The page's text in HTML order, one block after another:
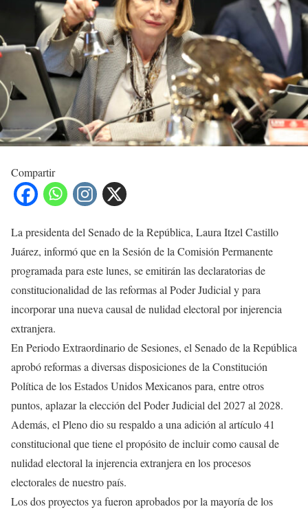
Compartir
La presidenta del Senado de la República, Laura Itzel Castillo
Juárez, informó que en la Sesión de la Comisión Permanente
programada para este lunes, se emitirán las declaratorias de
constitucionalidad de las reformas al Poder Judicial y para
incorporar una nueva causal de nulidad electoral por injerencia
extranjera.
En Periodo Extraordinario de Sesiones, el Senado de la República
aprobó reformas a diversas disposiciones de la Constitución
Política de los Estados Unidos Mexicanos para, entre otros
puntos, aplazar la elección del Poder Judicial del 2027 al 2028.
Además, el Pleno dio su respaldo a una adición al artículo 41
constitucional que tiene el propósito de incluir como causal de
nulidad electoral la injerencia extranjera en los procesos
electorales de nuestro país.
Los dos proyectos ya fueron aprobados por la mayoría de los